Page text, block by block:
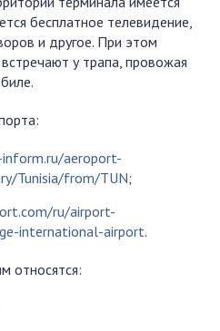
бесплатное телевидение,
и другое. При этом
у трапа, провожая
aeroport-
Tunisia/from/TUN;
ru/airport-
international-airport.
относятся: